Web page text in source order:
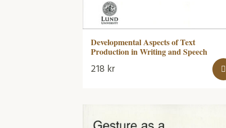
Developmental Aspects of Text
Production in Writing and Speech
218 kr